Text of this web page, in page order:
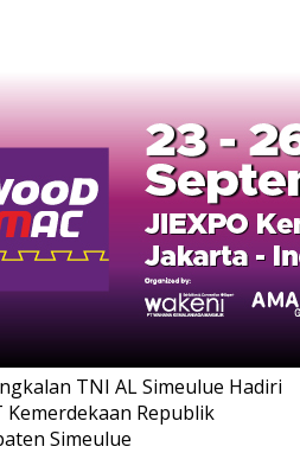
TNI AL Simeulue Hadiri
Republik
Simeulue